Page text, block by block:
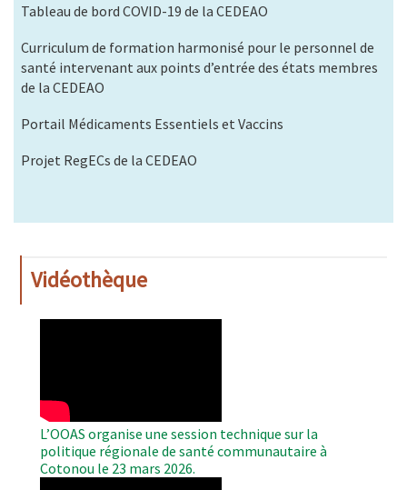
Tableau de bord COVID-19 de la CEDEAO
Curriculum de formation harmonisé pour le personnel de
santé intervenant aux points d’entrée des états membres
de la CEDEAO
Portail Médicaments Essentiels et Vaccins
Projet RegECs de la CEDEAO
Vidéothèque
L’OOAS organise une session technique sur la
politique régionale de santé communautaire à
Cotonou le 23 mars 2026.